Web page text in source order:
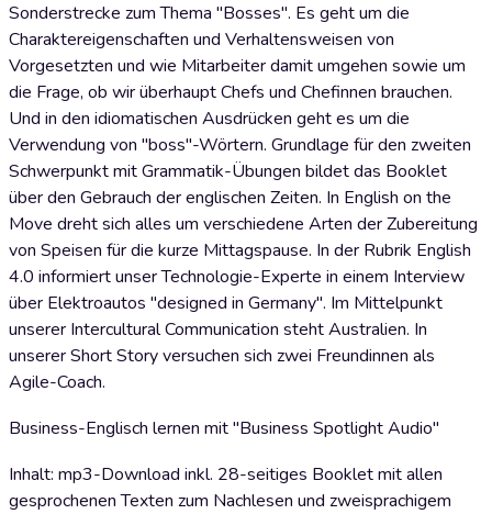
Sonderstrecke zum Thema "Bosses". Es geht um die
Charaktereigenschaften und Verhaltensweisen von
Vorgesetzten und wie Mitarbeiter damit umgehen sowie um
die Frage, ob wir überhaupt Chefs und Chefinnen brauchen.
Und in den idiomatischen Ausdrücken geht es um die
Verwendung von "boss"-Wörtern. Grundlage für den zweiten
Schwerpunkt mit Grammatik-Übungen bildet das Booklet
über den Gebrauch der englischen Zeiten. In English on the
Move dreht sich alles um verschiedene Arten der Zubereitung
von Speisen für die kurze Mittagspause. In der Rubrik English
4.0 informiert unser Technologie-Experte in einem Interview
über Elektroautos "designed in Germany". Im Mittelpunkt
unserer Intercultural Communication steht Australien. In
unserer Short Story versuchen sich zwei Freundinnen als
Agile-Coach.
Business-Englisch lernen mit "Business Spotlight Audio"
Inhalt: mp3-Download inkl. 28-seitiges Booklet mit allen
gesprochenen Texten zum Nachlesen und zweisprachigem